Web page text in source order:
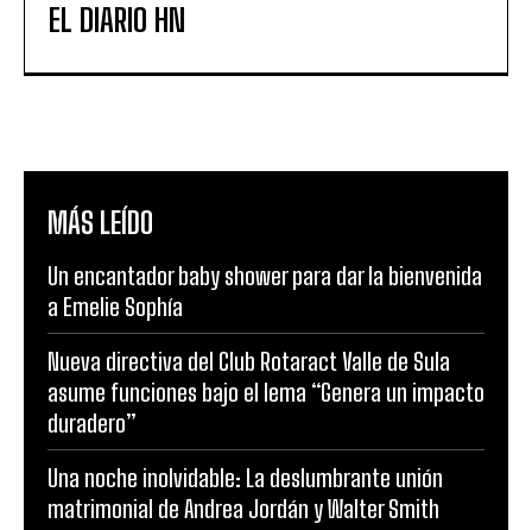
EL DIARIO HN
MÁS LEÍDO
Un encantador baby shower para dar la bienvenida
a Emelie Sophía
Nueva directiva del Club Rotaract Valle de Sula
asume funciones bajo el lema “Genera un impacto
duradero”
Una noche inolvidable: La deslumbrante unión
matrimonial de Andrea Jordán y Walter Smith